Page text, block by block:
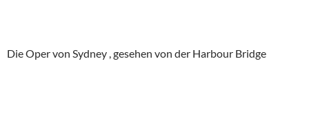
Die Oper von Sydney , gesehen von der Harbour Bridge